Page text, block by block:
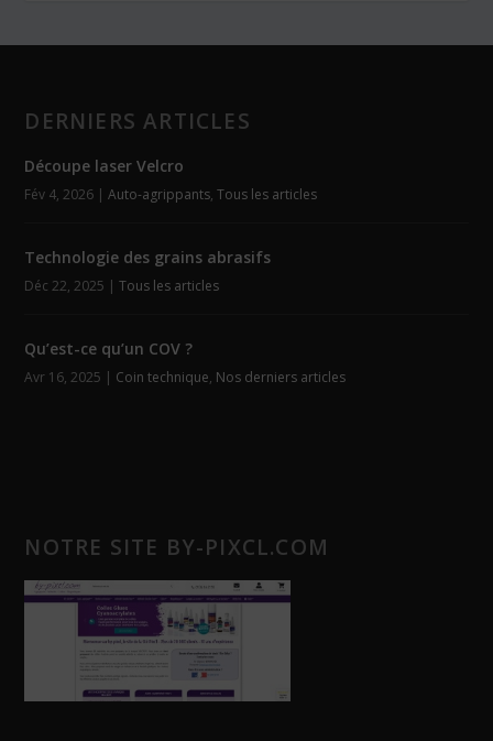
DERNIERS ARTICLES
Découpe laser Velcro
Fév 4, 2026 |Auto-agrippants,Tous les articles
Technologie des grains abrasifs
Déc 22, 2025 |Tous les articles
Qu’est-ce qu’un COV ?
Avr 16, 2025 | Coin technique, Nos derniers articles
NOTRE SITE BY-PIXCL.COM